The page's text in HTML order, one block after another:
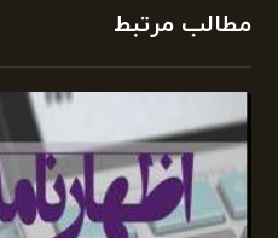
مطالب مرتبط